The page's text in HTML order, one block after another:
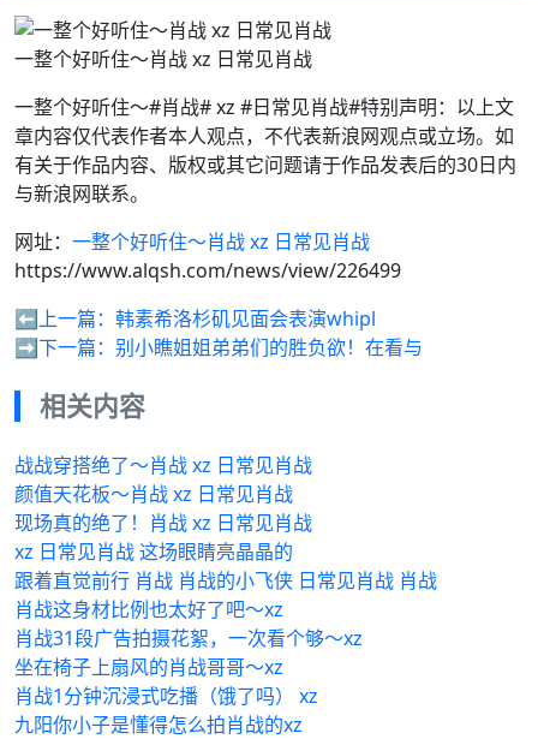
一整个好听住～肖战 xz 日常见肖战
一整个好听住～#肖战# xz #日常见肖战#特别声明：以上文
章内容仅代表作者本人观点，不代表新浪网观点或立场。如
有关于作品内容、版权或其它问题请于作品发表后的30日内
与新浪网联系。
网址： 一整个好听住～肖战 xz 日常见肖战
https://www.alqsh.com/news/view/226499
⬅️上一篇： 韩素希洛杉矶见面会表演whipl
➡️下一篇： 别小瞧姐姐弟弟们的胜负欲！在看与
相关内容
战战穿搭绝了～肖战 xz 日常见肖战
颜值天花板～肖战 xz 日常见肖战
现场真的绝了！肖战 xz 日常见肖战
xz 日常见肖战 这场眼睛亮晶晶的
跟着直觉前行 肖战 肖战的小飞侠 日常见肖战 肖战
肖战这身材比例也太好了吧～xz
肖战31段广告拍摄花絮，一次看个够～xz
坐在椅子上扇风的肖战哥哥～xz
肖战1分钟沉浸式吃播（饿了吗） xz
九阳你小子是懂得怎么拍肖战的xz